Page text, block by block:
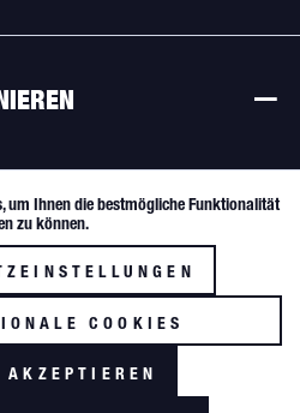
nur an Wiederverkäufer und
Aktiv
Inaktiv
um Ihnen die bestmögliche Funktionalität
zu können.
COOKIES
AKZEPTIEREN